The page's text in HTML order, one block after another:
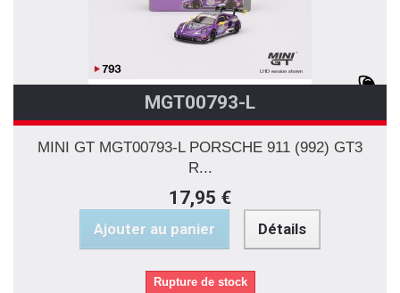
MGT00793-L
MINI GT MGT00793-L PORSCHE 911 (992) GT3
R...
17,95 €
Ajouter au panier Détails
Rupture de stock